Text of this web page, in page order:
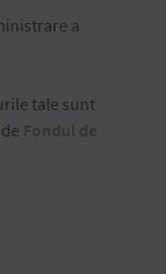
a
tale sunt
Fondul de